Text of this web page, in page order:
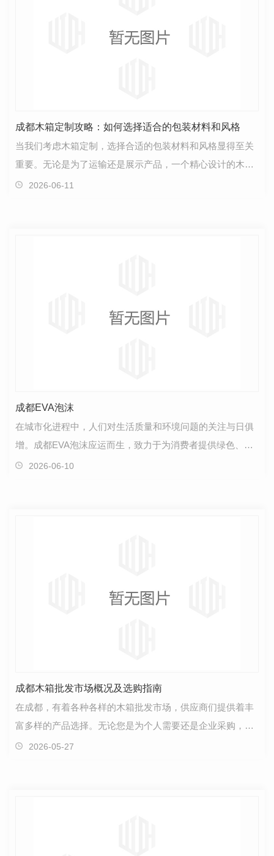
成都木箱定制攻略：如何选择适合的包装材料和风格
当我们考虑木箱定制，选择合适的包装材料和风格显得至关
重要。无论是为了运输还是展示产品，一个精心设计的木箱
可以提升产品形象，保护商品，同时也展现出品牌的独…
2026-06-11
成都EVA泡沫
在城市化进程中，人们对生活质量和环境问题的关注与日俱
增。成都EVA泡沫应运而生，致力于为消费者提供绿色、环
保的产品，体现了企业对于可持续发展的承诺。首先，…
2026-06-10
成都木箱批发市场概况及选购指南
在成都，有着各种各样的木箱批发市场，供应商们提供着丰
富多样的产品选择。无论您是为个人需要还是企业采购，都
能找到满足您需求的木箱。成都的木箱批发市场分布广…
2026-05-27